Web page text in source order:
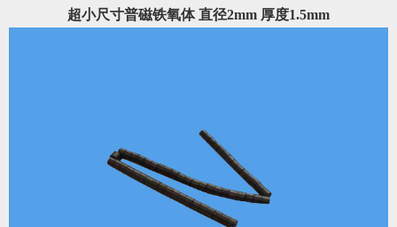
超小尺寸普磁铁氧体 直径2mm 厚度1.5mm